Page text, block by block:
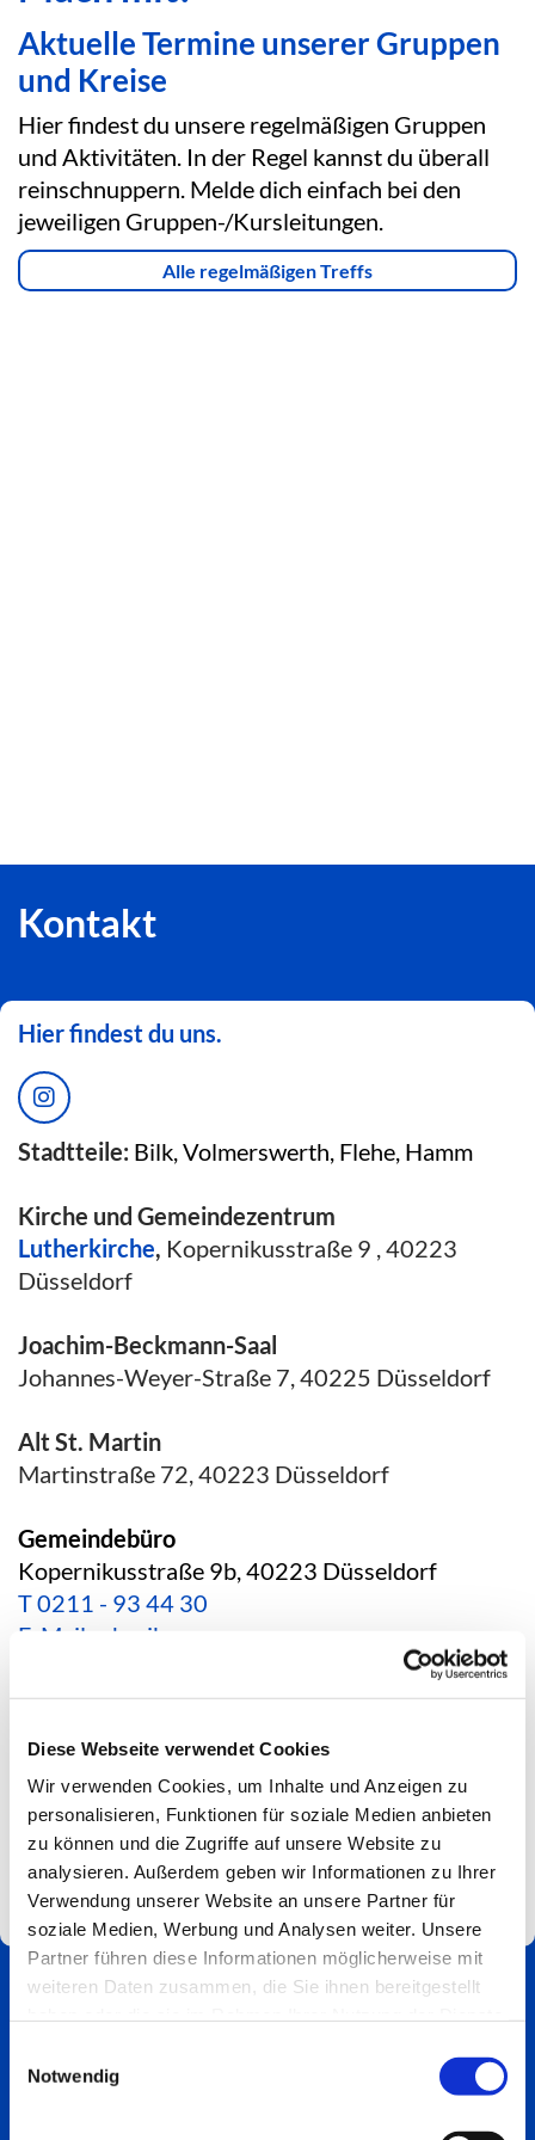
Diese Webseite verwendet Cookies
Wir verwenden Cookies, um Inhalte und Anzeigen zu
personalisieren, Funktionen für soziale Medien anbieten
zu können und die Zugriffe auf unsere Website zu
analysieren. Außerdem geben wir Informationen zu Ihrer
Verwendung unserer Website an unsere Partner für
soziale Medien, Werbung und Analysen weiter. Unsere
Partner führen diese Informationen möglicherweise mit
weiteren Daten zusammen, die Sie ihnen bereitgestellt
Notwendig
Aktuelle Termine unserer Gruppen
und Kreise
Hier findest du unsere regelmäßigen Gruppen
und Aktivitäten. In der Regel kannst du überall
reinschnuppern. Melde dich einfach bei den
jeweiligen Gruppen-/Kursleitungen.
Alle regelmäßigen Treffs
Kontakt
Hier findest du uns.
Stadtteile: Bilk, Volmerswerth, Flehe, Hamm
Kirche und Gemeindezentrum
Lutherkirche, Kopernikusstraße 9 , 40223
Düsseldorf
Joachim-Beckmann-Saal
Johannes-Weyer-Straße 7, 40225 Düsseldorf
Alt St. Martin
Martinstraße 72, 40223 Düsseldorf
Gemeindebüro
Kopernikusstraße 9b, 40223 Düsseldorf
T0211 - 93 44 30
E-Mail schreiben
*Aktuelle Hinweise zur Erreichbarkeit findest du
hier*
Spendenkonto
Impressum